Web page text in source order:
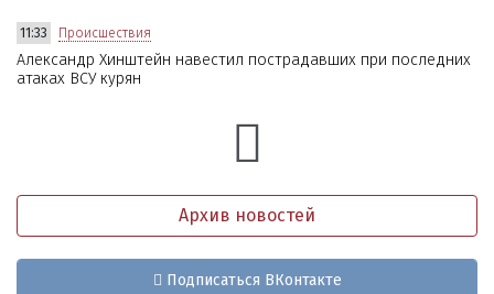
11:33 Происшествия
Александр Хинштейн навестил пострадавших при последних
атаках ВСУ курян
Архив новостей
Подписаться ВКонтакте